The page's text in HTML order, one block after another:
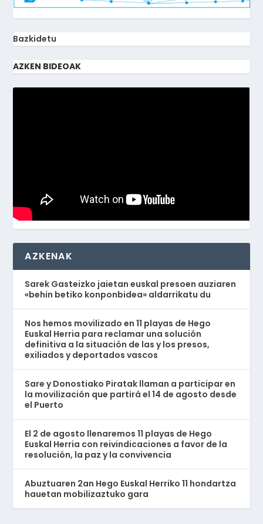
Bazkidetu
AZKEN BIDEOAK
AZKENAK
Sarek Gasteizko jaietan euskal presoen auziaren
«behin betiko konponbidea» aldarrikatu du
Nos hemos movilizado en 11 playas de Hego
Euskal Herria para reclamar una solución
definitiva a la situación de las y los presos,
exiliados y deportados vascos
Sare y Donostiako Piratak llaman a participar en
la movilización que partirá el 14 de agosto desde
el Puerto
El 2 de agosto llenaremos 11 playas de Hego
Euskal Herria con reivindicaciones a favor de la
resolución, la paz y la convivencia
Abuztuaren 2an Hego Euskal Herriko 11 hondartza
hauetan mobilizaztuko gara